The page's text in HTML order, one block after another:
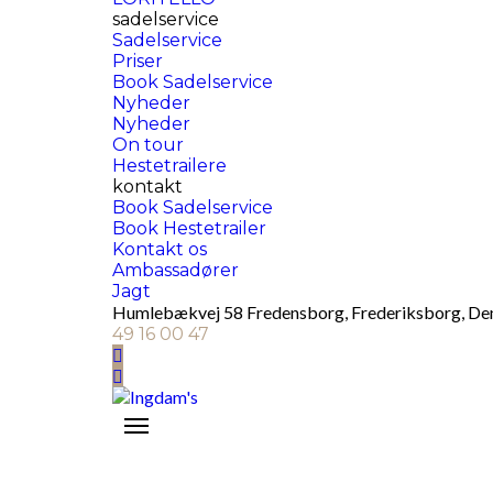
sadelservice
Sadelservice
Priser
Book Sadelservice
Nyheder
Nyheder
On tour
Hestetrailere
kontakt
Book Sadelservice
Book Hestetrailer
Kontakt os
Ambassadører
Jagt
Humlebækvej 58 Fredensborg, Frederiksborg,
49 16 00 47